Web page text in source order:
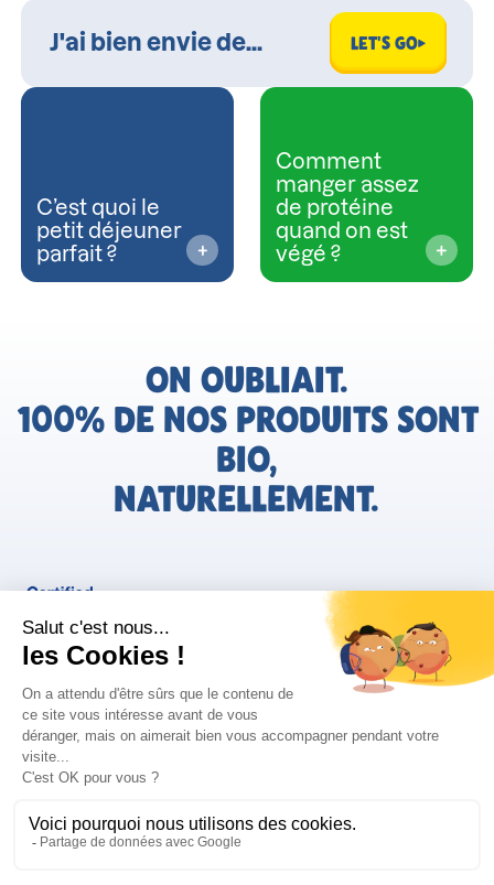
LET'S GO
C’est quoi le
petit déjeuner
parfait ?
Comment
manger assez
de protéine
quand on est
végé ?
ON OUBLIAIT.
100% DE NOS PRODUITS SONT
BIO,
NATURELLEMENT.
FR
Bjorg pour les pros
Politique de confidentialité
Instagram Facebook
Retrouvez les informations AGEC de nos produits sur le site